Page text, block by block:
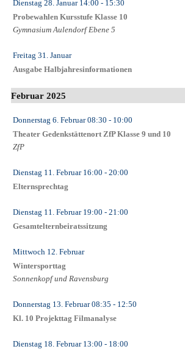
Dienstag 28. Januar14:00 - 15:30
Probewahlen Kursstufe Klasse 10
Gymnasium Aulendorf Ebene 5
Freitag 31. Januar
Ausgabe Halbjahresinformationen
Februar 2025
Donnerstag 6. Februar08:30 - 10:00
Theater Gedenkstättenort ZfP Klasse 9 und 10
ZfP
Dienstag 11. Februar16:00 - 20:00
Elternsprechtag
Dienstag 11. Februar19:00 - 21:00
Gesamtelternbeiratssitzung
Mittwoch 12. Februar
Wintersporttag
Sonnenkopf und Ravensburg
Donnerstag 13. Februar08:35 - 12:50
Kl. 10 Projekttag Filmanalyse
Dienstag 18. Februar13:00 - 18:00